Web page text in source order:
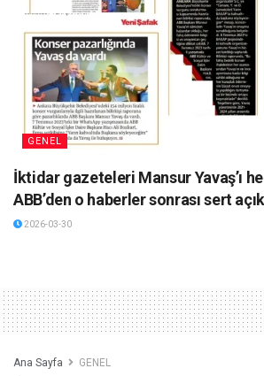
GENEL
İktidar gazeteleri Mansur Yavaş’ı
ABB’den o haberler sonrası sert
2026-03-30
Ana Sayfa GENEL